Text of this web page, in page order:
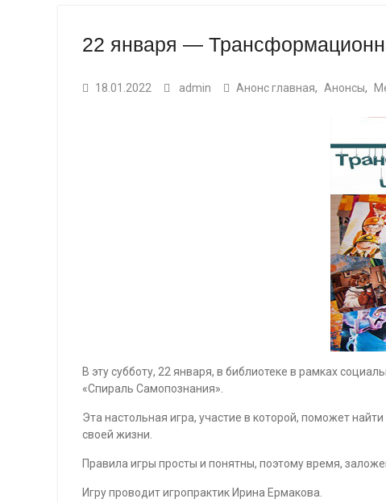
22 января —
18.01.2022 admin Анонс главная, Анонсы,
В эту субботу, 22 января, в библиотеке в рамках
«Спираль Самопознания».
Эта настольная игра, участие в которой, поможет
своей жизни.
Правила игры просты и понятны, поэтому время,
Игру проводит игропрактик Ирина Ермакова.